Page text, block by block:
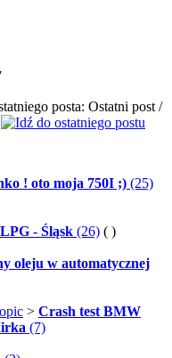
posta: Ostatni post /
! oto moja 750I ;) (25)
- Śląsk (26) ( )
oleju w automatycznej
> Crash test BMW
(7)